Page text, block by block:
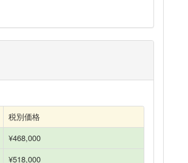
税別価格
¥468,000
¥518,000